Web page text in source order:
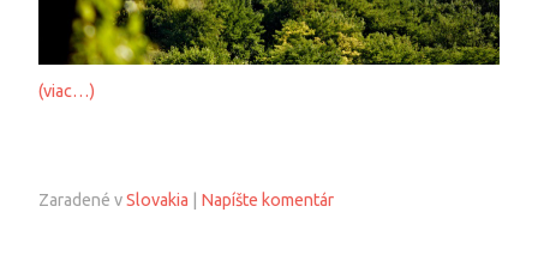
(viac…)
Zaradené vSlovakia Napíšte komentár